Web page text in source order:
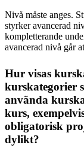
Nivå måste anges.
styrker avancerad
kompletterande
avancerad nivå går
Hur visas
kurskategorier
använda
kurs,
obligatorisk
dylikt?